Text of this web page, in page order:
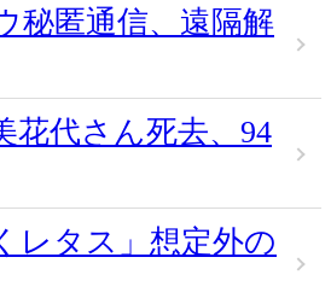
秘匿通信、遠隔解
花代さん死去、94
レタス」想定外の